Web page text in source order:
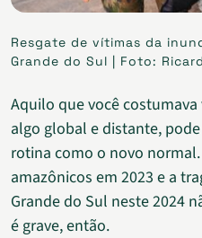
Resgate de vítimas da
Grande do Sul | Foto:
Aquilo que você costumava
algo global e distante,
rotina como o novo
amazônicos em 2023 e a
Grande do Sul neste 2024
é grave, então.